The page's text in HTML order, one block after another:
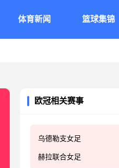
体育新闻 篮球集锦
欧冠相关赛事
乌德勒支女足
赫拉联合女足